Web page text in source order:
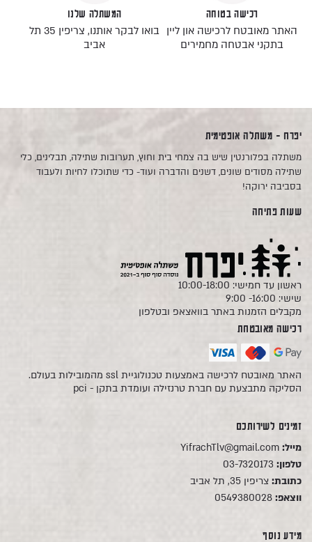
רכישה בטוחה
האתר מאובטח לרכישה און ליין
בתקני אבטחה מחמירים
המשתלה שלנו
בואו לבקר אותנו, צריפין 35 תל
אביב
יפרח - משתלה אופטימית
משתלה בפלורנטין שיש בה צמחי בית וחוץ, תערובות שתילה, תבלינים, כלי
שתילה מסודים שונים, דשנים והדברה ועוד- כדי שתוכלו לחיות ולעבוד
בסביבה ירוקה!
שעות פתיחה
ראשון עד חמישי: 10:00-18:00
שישי: 16:00- 9:00
מקבלים הזמנות באתר בוואצאפ ובטלפון
רכישה מאובטחת
האתר מאובטח לרכישה באמצעות טכנולוגיית ssl מהמובילות בעולם.
הסליקה מתבצעת עם חברת טרנזילה ועומדת בתקן - pci
זמינים לשירותכם
מייל: YifrachTlv@gmail.com
טלפון: 03-7320173
כתובת: צריפין 35, תל אביב
ווצאפ: 0549380028
מידע נוסף